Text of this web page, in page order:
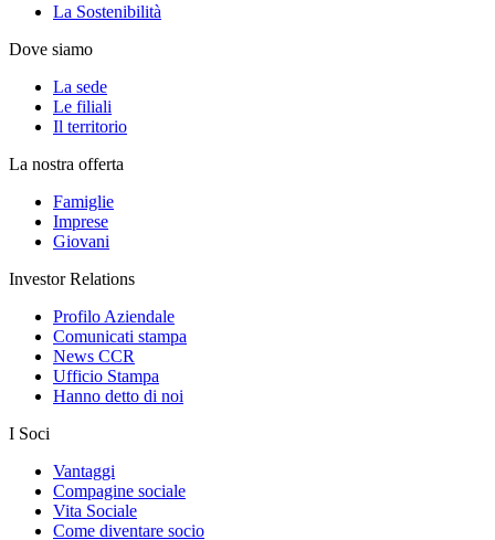
La Sostenibilità
Dove siamo
La sede
Le filiali
Il territorio
La nostra offerta
Famiglie
Imprese
Giovani
Investor Relations
Profilo Aziendale
Comunicati stampa
News CCR
Ufficio Stampa
Hanno detto di noi
I Soci
Vantaggi
Compagine sociale
Vita Sociale
Come diventare socio